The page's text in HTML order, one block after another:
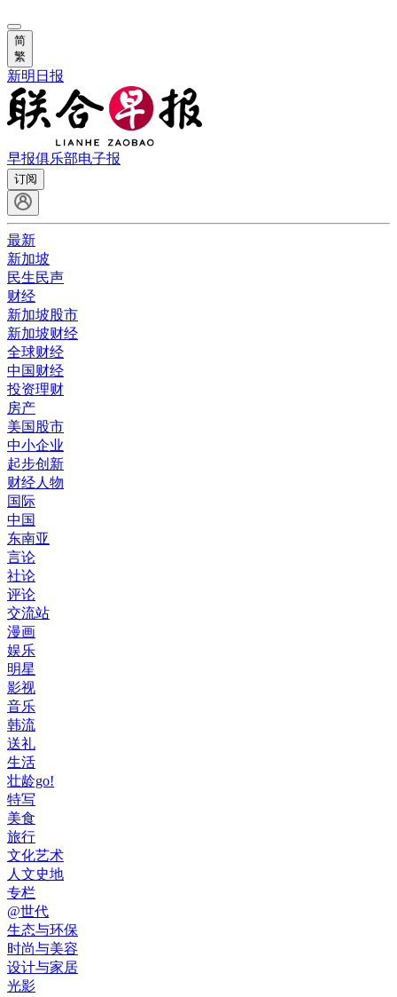
简
繁
新明日报
早报俱乐部电子报
订阅
最新
新加坡
民生民声
财经
新加坡股市
新加坡财经
全球财经
中国财经
投资理财
房产
美国股市
中小企业
起步创新
财经人物
国际
中国
东南亚
言论
社论
评论
交流站
漫画
娱乐
明星
影视
音乐
韩流
送礼
生活
壮龄go!
特写
美食
旅行
文化艺术
人文史地
专栏
@世代
生态与环保
时尚与美容
设计与家居
光影